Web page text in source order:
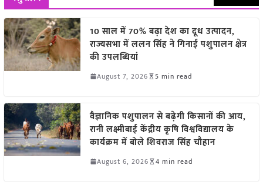
10 साल में 70% बढ़ा देश का दूध उत्पादन,
राज्यसभा में ललन सिंह ने गिनाईं पशुपालन क्षेत्र
की उपलब्धियां
August 7, 2026 5 min read
वैज्ञानिक पशुपालन से बढ़ेगी किसानों की आय,
रानी लक्ष्मीबाई केंद्रीय कृषि विश्वविद्यालय के
कार्यक्रम में बोले शिवराज सिंह चौहान
August 6, 2026 4 min read